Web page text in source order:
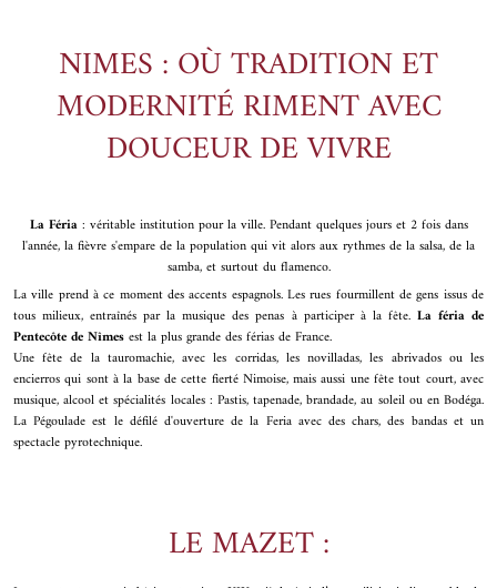
NIMES : OÙ TRADITION ET
MODERNITÉ RIMENT AVEC
DOUCEUR DE VIVRE
La Féria: véritable institution pour la ville. Pendant quelques jours et 2 fois dans
l'année, la fièvre s'empare de la population qui vit alors aux rythmes de la salsa, de la
samba, et surtout du flamenco.
La ville prend à ce moment des accents espagnols. Les rues fourmillent de gens issus de
tous milieux, entraînés par la musique des penas à participer à la fête. La féria de
Pentecôte de Nîmesest la plus grande des férias de France.
Une fête de la tauromachie, avec les corridas, les novilladas, les abrivados ou les
encierros qui sont à la base de cette fierté Nimoise, mais aussi une fête tout court, avec
musique, alcool et spécialités locales : Pastis, tapenade, brandade, au soleil ou en Bodéga.
La Pégoulade est le défilé d'ouverture de la Feria avec des chars, des bandas et un
spectacle pyrotechnique.
LE MAZET :